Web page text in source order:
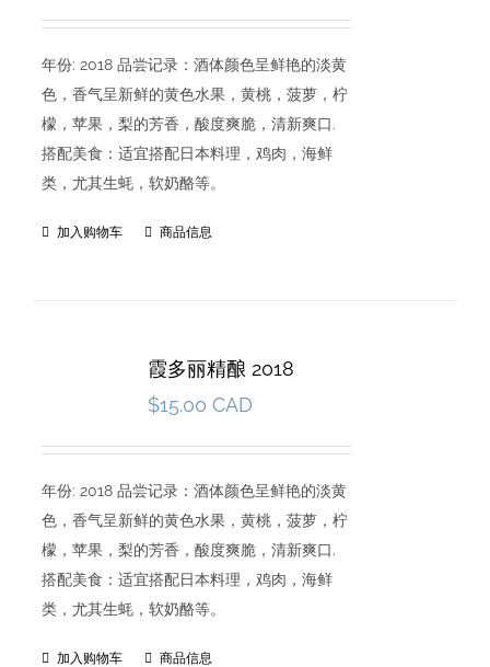
年份: 2018 品尝记录：酒体颜色呈鲜艳的淡黄
色，香气呈新鲜的黄色水果，黄桃，菠萝，柠
檬，苹果，梨的芳香，酸度爽脆，清新爽口.
搭配美食：适宜搭配日本料理，鸡肉，海鲜
类，尤其生蚝，软奶酪等。
加入购物车 商品信息
霞多丽精酿 2018
$15.00 CAD
年份: 2018 品尝记录：酒体颜色呈鲜艳的淡黄
色，香气呈新鲜的黄色水果，黄桃，菠萝，柠
檬，苹果，梨的芳香，酸度爽脆，清新爽口.
搭配美食：适宜搭配日本料理，鸡肉，海鲜
类，尤其生蚝，软奶酪等。
加入购物车 商品信息